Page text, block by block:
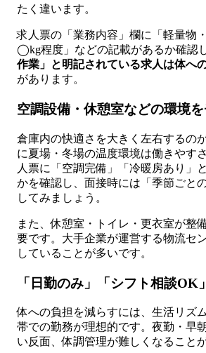
たく違います。
求人票の「業務内容」欄に「軽量物
◯kg程度」などの記載があるか確認
作業」と明記されている求人は体へ
があります。
空調設備・休憩室などの環境
倉庫内の快適さを大きく左右するの
に夏場・冬場の温度環境は働きやす
人票に「空調完備」「冷暖房あり」
かを確認し、面接時には「季節ごと
してみましょう。
また、休憩室・トイレ・更衣室が整
要です。大手企業が運営する物流セ
していることが多いです。
「日勤のみ」「シフト相談OK
体への負担を減らすには、生活リズ
帯での勤務が理想的です。夜勤・早
い反面、体調管理が難しくなること